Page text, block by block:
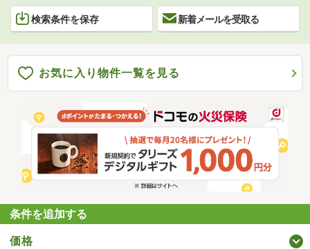
検索条件を保存 新着メールを受取る
お気に入り物件一覧を見る
条件を追加する
価格